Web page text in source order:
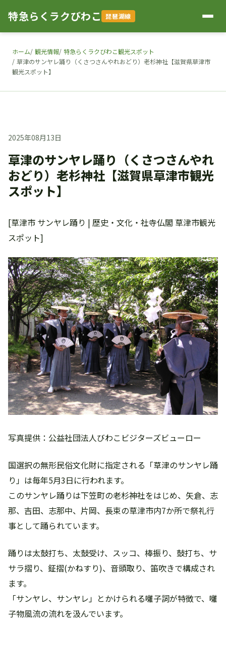
特急らくラクびわこ 琵琶湖線
ホーム 観光情報 特急らくラクびわこ観光スポット
草津のサンヤレ踊り（くさつさんやれおどり）老杉神社【滋賀県草津市
観光スポット】
2025年08月13日
草津のサンヤレ踊り（くさつさんやれ
おどり）老杉神社【滋賀県草津市観光
スポット】
[草津市 サンヤレ踊り | 歴史・文化・社寺仏閣 草津市観光
スポット]
写真提供：公益社団法人びわこビジターズビューロー
国選択の無形民俗文化財に指定される「草津のサンヤレ踊
り」は毎年5月3日に行われます。
このサンヤレ踊りは下笠町の老杉神社をはじめ、矢倉、志
那、吉田、志那中、片岡、長束の草津市内7か所で祭礼行
事として踊られています。
踊りは太鼓打ち、太鼓受け、スッコ、棒振り、鼓打ち、サ
サラ摺り、鉦摺(かねすり)、音頭取り、笛吹きで構成され
ます。
「サンヤレ、サンヤレ」とかけられる囃子詞が特徴で、囃
子物風流の流れを汲んでいます。